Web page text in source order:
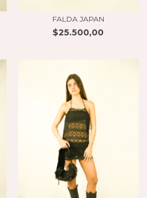
FALDA JAPAN
$25.500,00